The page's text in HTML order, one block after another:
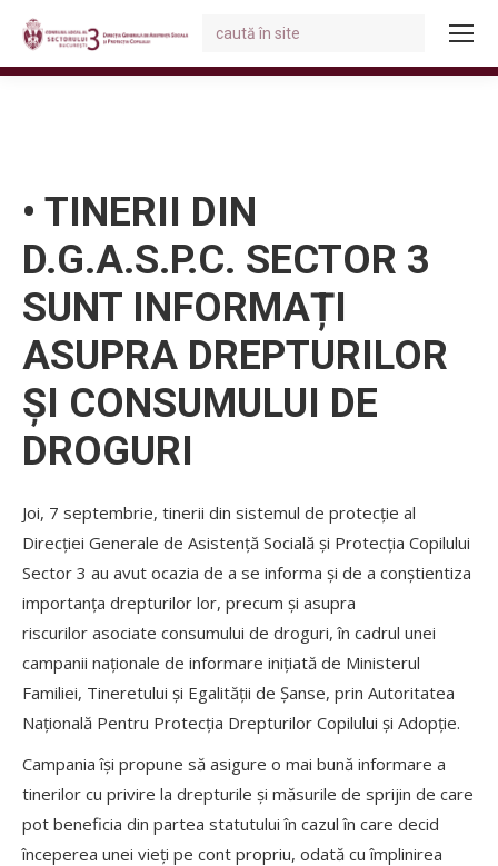
Search:
• TINERII DIN
D.G.A.S.P.C. SECTOR 3
SUNT INFORMAȚI
ASUPRA DREPTURILOR
ȘI CONSUMULUI DE
DROGURI
Joi, 7 septembrie, tinerii din sistemul de protecție al
Direcției Generale de Asistență Socială și Protecția Copilului
Sector 3 au avut ocazia de a se informa și de a conștientiza
importanța drepturilor lor, precum și asupra
riscurilor asociate consumului de droguri, în cadrul unei
campanii naționale de informare inițiată de Ministerul
Familiei, Tineretului și Egalității de Șanse, prin Autoritatea
Națională Pentru Protecția Drepturilor Copilului și Adopție.
Campania își propune să asigure o mai bună informare a
tinerilor cu privire la drepturile și măsurile de sprijin de care
pot beneficia din partea statutului în cazul în care decid
începerea unei vieți pe cont propriu, odată cu împlinirea